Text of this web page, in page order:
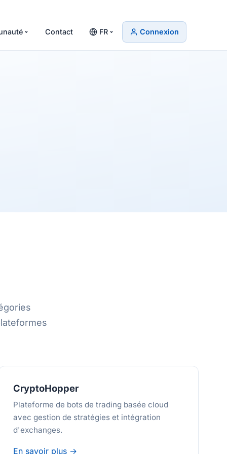
Contact FR Connexion
CryptoHopper
Plateforme de bots de trading basée cloud
avec gestion de stratégies et intégration
d'exchanges.
En savoir plus →